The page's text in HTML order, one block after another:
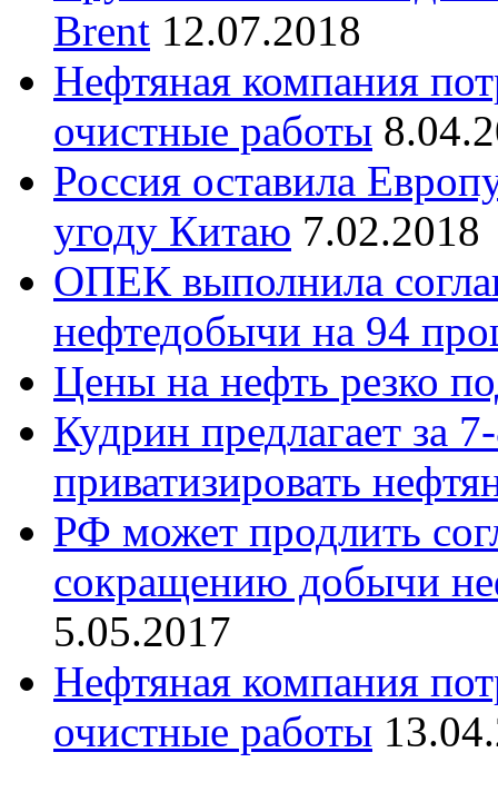
Brent 12.07.2018
Нефтяная компания
очистные работы
Россия оставила
угоду Китаю 7.02.2018
ОПЕК выполнила
нефтедобычи на 94
Цены на нефть резко
Кудрин предлагает за
приватизировать
РФ может продлить
сокращению добычи
5.05.2017
Нефтяная компания
очистные работы